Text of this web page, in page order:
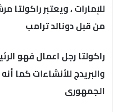
من قبل دونالد ترامب
راكولتا رجل اعمال فهو
والبريدج للأنشاءات كما
الجمهورى